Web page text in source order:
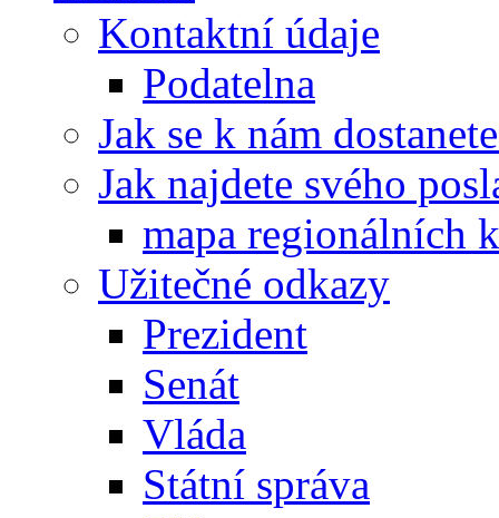
Kontaktní údaje
Podatelna
Jak se k nám
Jak najdete svého
mapa regionálních
Užitečné odkazy
Prezident
Senát
Vláda
Státní správa